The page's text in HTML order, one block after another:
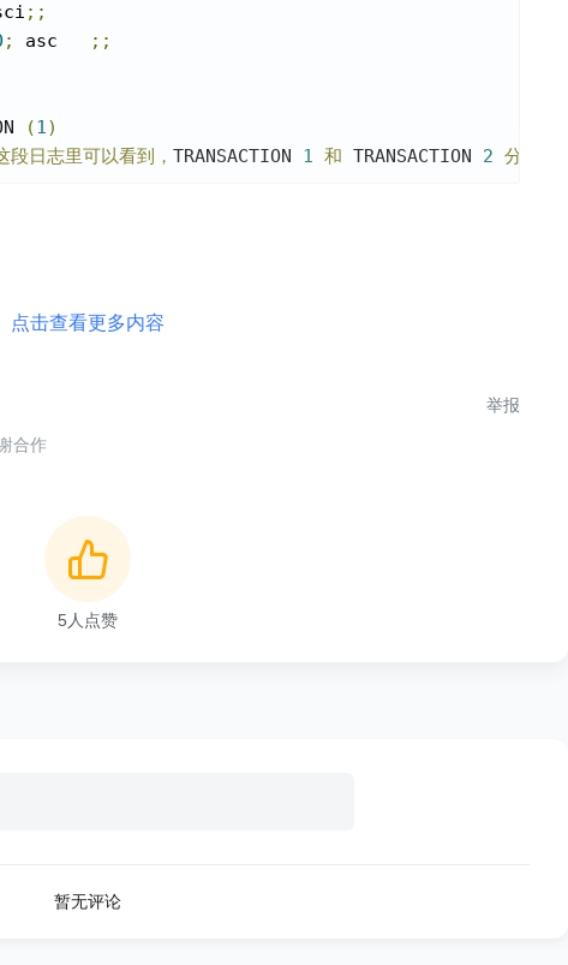
;;
; asc
;;
(1)
日志里可以看到， TRANSACTION 1 和 TRANSACTION 2 分别持
者是通过在数据块中对相应数据行加锁来实现的。InnoDB
件检索数据，InnoDB才使用行级锁，否则，InnoDB将使用
。由于MySQL的行锁是针对索引加的锁，不是针对记录加
如果是使用相同的索引键，是会出现锁冲突的。当我们用范
享或排他锁时，InnoDB会给符合条件的已有数据记录的索
+-------------------------------
点击查看更多内容
合作
举报
5 人点赞
暂无评论